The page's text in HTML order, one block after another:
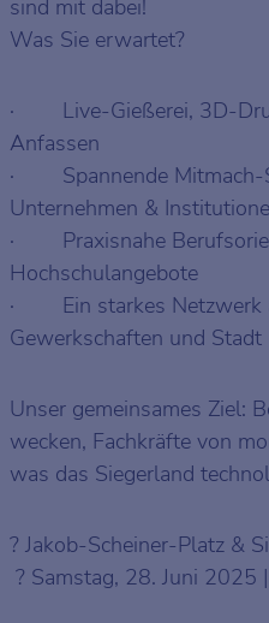
sind mit dabei!
Was Sie erwartet?
· Live-Gießerei, 3D-
Anfassen
· Spannende Mitmach-
Unternehmen &
· Praxisnahe
Hochschulangebote
· Ein starkes Netzwerk
Gewerkschaften und Stadt
Unser gemeinsames Ziel:
wecken, Fachkräfte von
was das Siegerland
? Jakob-Scheiner-Platz &
? Samstag, 28. Juni 2025